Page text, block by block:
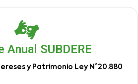
Anual SUBDERE
y Patrimonio Ley N°20.880